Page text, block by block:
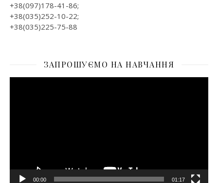
+38(097)178-41-86;
+38(035)252-10-22;
+38(035)225-75-88
ЗАПРОШУЄМО НА НАВЧАННЯ
00:00 01:17